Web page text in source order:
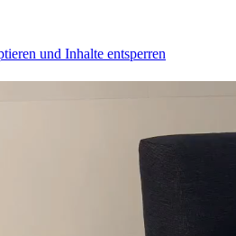
und Inhalte entsperren